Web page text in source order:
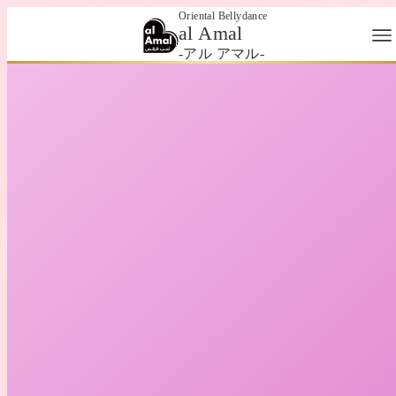
Oriental Bellydance
al Amal
-アル アマル-